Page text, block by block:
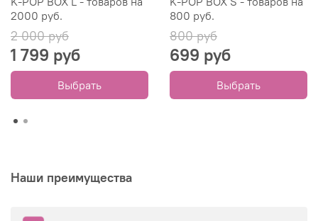
2000 руб.
2 000 руб
1 799 руб
Выбрать
800 руб.
800 руб
699 руб
Выбрать
Наши преимущества